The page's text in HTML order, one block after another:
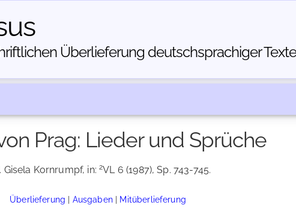
Über­lieferung deutschsprachiger
Prag: Lieder und Sprüche
Gisela Kornrumpf, in:2VL 6 (1987), Sp. 743-745.
Überlieferung | Ausgaben| Mitüberlieferung